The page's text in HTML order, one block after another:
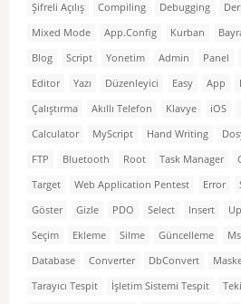
Şifreli Açılış
Compiling Debugging
Mixed Mode
App.Config Kurban
Blog
Script Yonetim Admin Panel
Editor
Yazı Düzenleyici Easy App
Çalıştırma
Akıllı Telefon Klavye iOS
Calculator
MyScript Hand Writing
FTP
Bluetooth Root Task Manager
Target
Web Application Pentest Error
Göster
Gizle PDO Select Insert
Seçim
Ekleme Silme Güncelleme
Database
Converter DbConvert
Tarayıcı Tespit
İşletim Sistemi Tespit